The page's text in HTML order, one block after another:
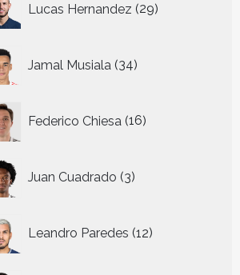
Lucas Hernandez 29
producten
Jamal Musiala 34
producten
Federico Chiesa 16
producten
Juan Cuadrado 3
producten
Leandro Paredes 12
producten